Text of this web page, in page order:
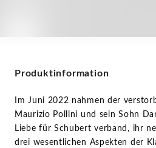
Produktinformation
Im Juni 2022 nahmen der
Maurizio Pollini und sein Sohn
Liebe für Schubert verband, ihr
drei wesentlichen Aspekten der